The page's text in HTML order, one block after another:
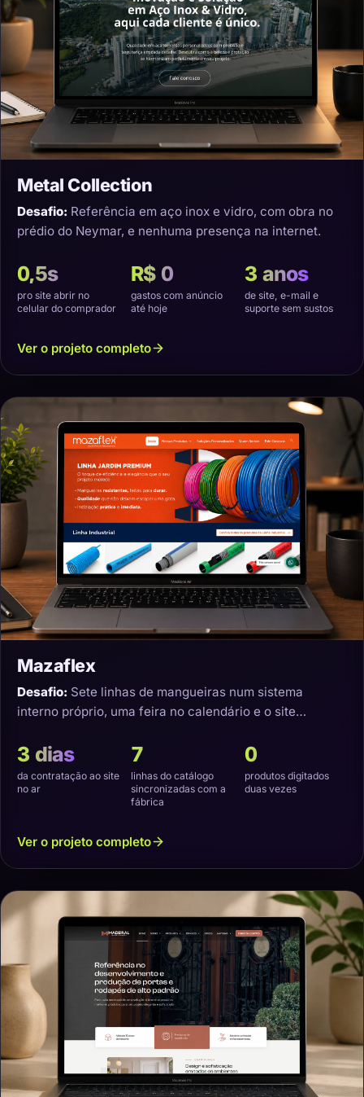
Metal Collection
Desafio: Referência em aço inox e vidro, com obra no
prédio do Neymar, e nenhuma presença na internet.
0,5s
pro site abrir no
celular do comprador
R$ 0
gastos com anúncio
até hoje
3 anos
de site, e-mail e
suporte sem sustos
Ver o projeto completo
Mazaflex
Desafio: Sete linhas de mangueiras num sistema
interno próprio, uma feira no calendário e o site
3 dias
da contratação ao site
no ar
7
linhas do catálogo
sincronizadas com a
fábrica
0
produtos digitados
duas vezes
Ver o projeto completo